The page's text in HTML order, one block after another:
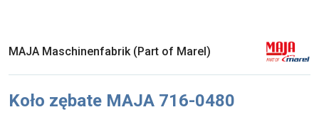
Ostatnie sztuki
Wynajem urządzeń
Wybierz model... Wyszukaj
MAJA Maschinenfabrik (Part of Marel)
Koło zębate MAJA 716-0480